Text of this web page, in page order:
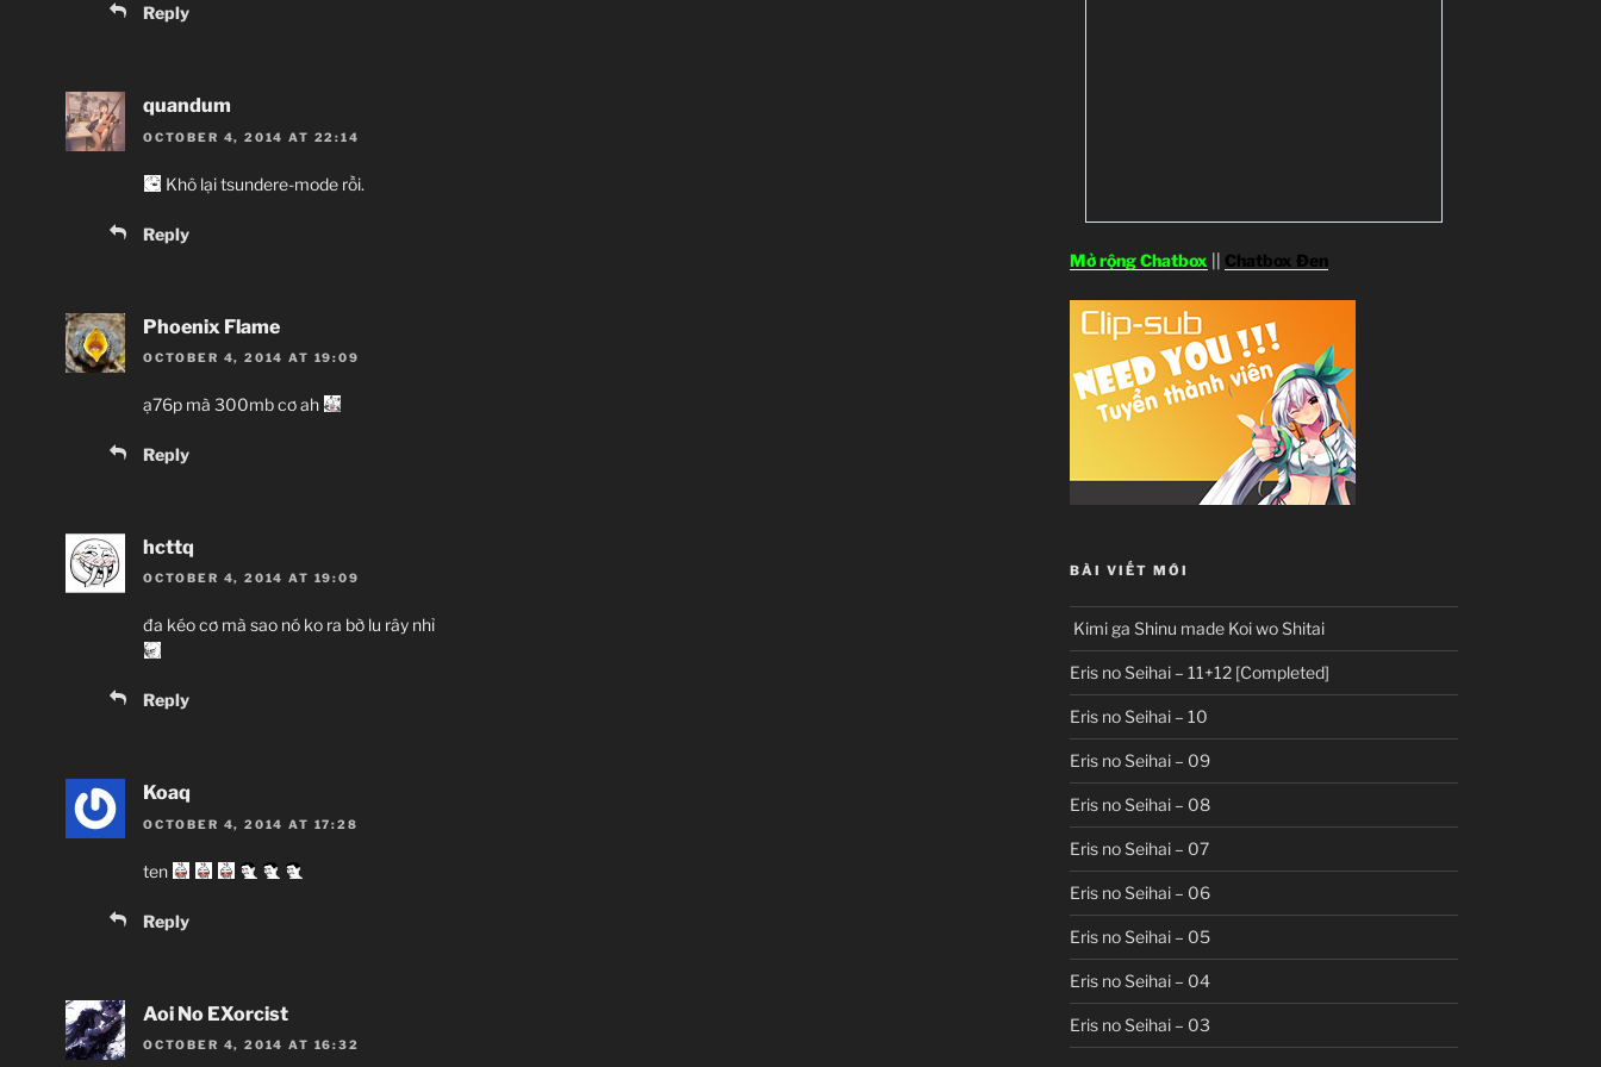
Reply
quandum
OCTOBER 4, 2014 AT 22:14
Khô lại tsundere-mode rồi.
Reply
Phoenix Flame
OCTOBER 4, 2014 AT 19:09
ạ76p mà 300mb cơ ah
Reply
hcttq
OCTOBER 4, 2014 AT 19:09
đa kéo cơ mà sao nó ko ra bờ lu rây nhỉ
Reply
Koaq
OCTOBER 4, 2014 AT 17:28
ten
Reply
Aoi No EXorcist
OCTOBER 4, 2014 AT 16:32
Mở rộng Chatbox Chatbox Đen
BÀI VIẾT MỚI
Kimi ga Shinu made Koi wo Shitai
Eris no Seihai – 11+12 [Completed]
Eris no Seihai – 10
Eris no Seihai – 09
Eris no Seihai – 08
Eris no Seihai – 07
Eris no Seihai – 06
Eris no Seihai – 05
Eris no Seihai – 04
Eris no Seihai – 03